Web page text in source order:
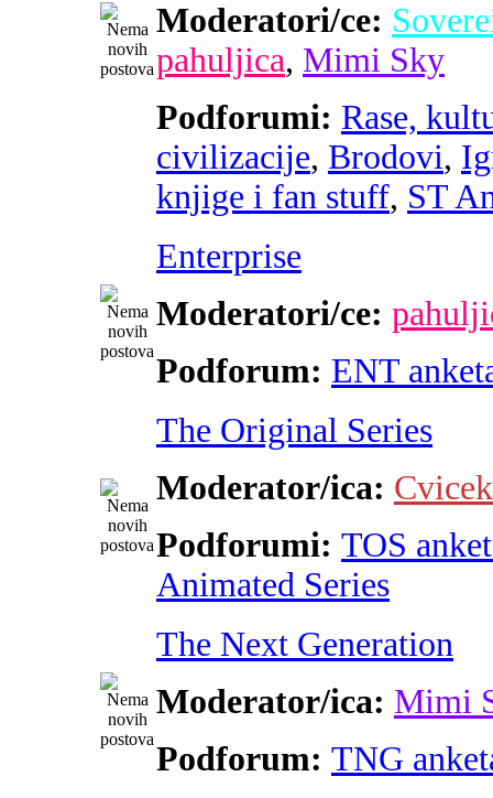
Moderatori/ce:
pahuljica, Mimi Sky
Podforumi: Rase,
civilizacije, Brodovi,
knjige i fan stuff, ST
Enterprise
Moderatori/ce:
Podforum: ENT
The Original Series
Moderator/ica: Cvicek
Podforumi: TOS
Animated Series
The Next Generation
Moderator/ica: Mimi
Podforum: TNG